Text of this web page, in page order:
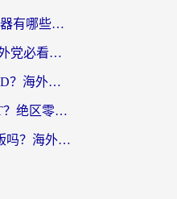
国外打冒险岛2的加速器有哪些？海外玩家国服畅玩全攻略（附实测推荐）
巴西怎么玩光·遇？海外党必看的国服游戏加速器选择指南（附3款热门游戏实测）
泰国怎么玩传奇世界3D？海外党国服游戏加速终极指南（附非洲欧洲热门游戏解决方案）
海外玩绝区零卡成PPT？绝区零加速器免费的推荐+实用技巧，附墨西哥玩谁是卧底美国玩和平精英攻略
国外能玩阴阳师国内版吗？海外党亲测有效的国服游戏加速指南